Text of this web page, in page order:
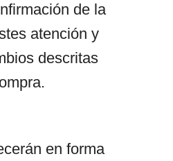
de la
atención y
descritas
en forma